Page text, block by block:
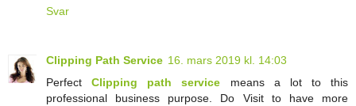
Svar
Clipping Path Service 16. mars 2019 kl. 14:03
PerfectClipping path service means a lot to this
professional business purpose. Do Visit to have more